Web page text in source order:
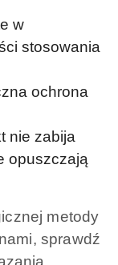
w
stosowania
ochrona
nie zabija
opuszczają
metody
sprawdź